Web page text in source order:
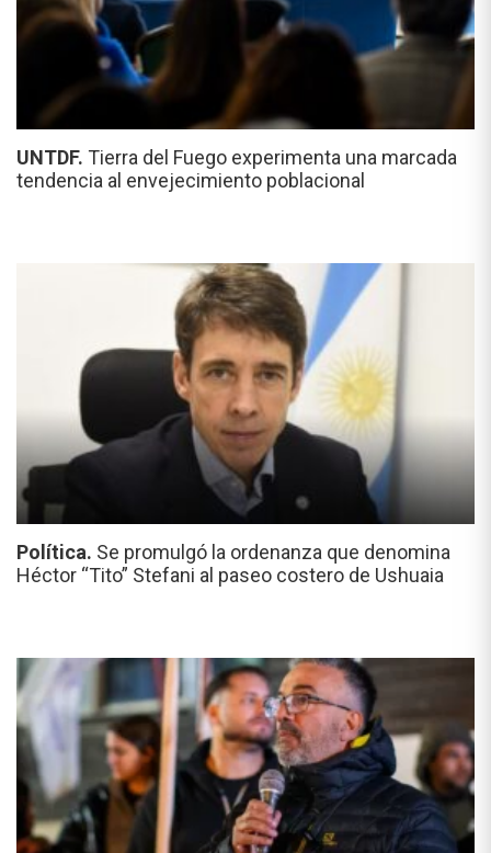
UNTDF. Tierra del Fuego experimenta una marcada
tendencia al envejecimiento poblacional
Política. Se promulgó la ordenanza que denomina
Héctor “Tito” Stefani al paseo costero de Ushuaia